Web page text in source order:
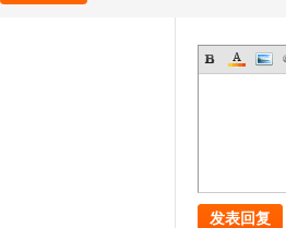
发表回复